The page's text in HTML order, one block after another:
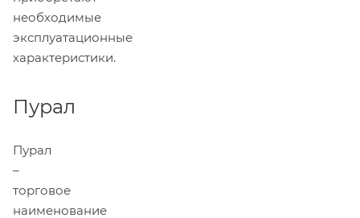
необходимые
эксплуатационные
характеристики.
Пурал
Пурал
–
торговое
наименование